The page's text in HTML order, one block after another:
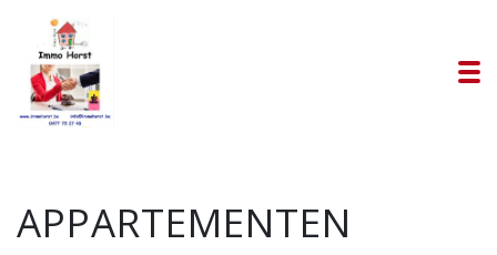
APPARTEMENTEN